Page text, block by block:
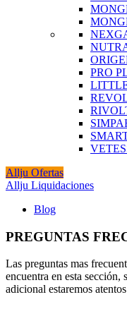
PRO
Allju Ofertas
Allju Liquidaciones
Blog
PREGUNTAS
Las preguntas mas
encuentra en esta
adicional estaremos